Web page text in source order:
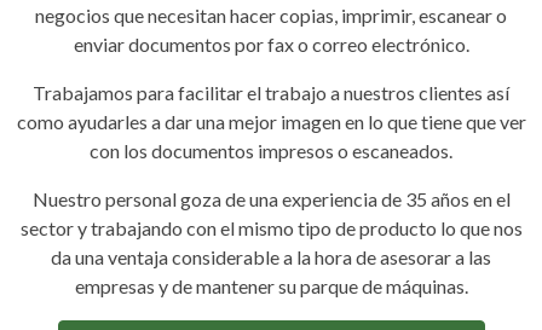
negocios que necesitan hacer copias, imprimir, escanear o
enviar documentos por fax o correo electrónico.
Trabajamos para facilitar el trabajo a nuestros clientes así
como ayudarles a dar una mejor imagen en lo que tiene que ver
con los documentos impresos o escaneados.
Nuestro personal goza de una experiencia de 35 años en el
sector y trabajando con el mismo tipo de producto lo que nos
da una ventaja considerable a la hora de asesorar a las
empresas y de mantener su parque de máquinas.